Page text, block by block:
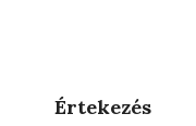
Értekezés